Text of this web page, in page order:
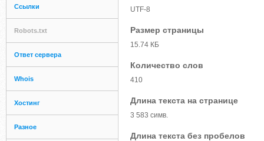
Ссылки
Robots.txt
Ответ сервера
Whois
Хостинг
Разное
UTF-8
Размер страницы
15.74 КБ
Количество слов
410
Длина текста на странице
3 583 симв.
Длина текста без пробелов